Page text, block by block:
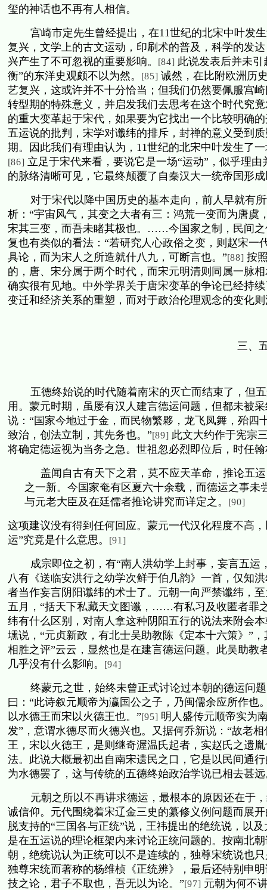
玺的神话也不再有人相信。
宫崎市定先生曾经提出，在11世纪的北宋中叶发
复兴，文学上的古文运动，印刷术的普及，科学的发
兴产生了不可忽视的重要影响。
[84] 此说发表后并未
衡”的东洋史观颇不以为然。
[85] 诚然，在比附欧洲历
艺复兴，这或许并不十分恰当；但我们仍然要佩服宫
转型期的特殊意义，并启发我们去思考在这个时代究
的重大变革起于宋代，如果要为它找出一个比较明确
五运说的批判，宋学对谶纬的排斥，封禅的意义受到
期。因此我们有理由认为， 11世纪的北宋中叶发生了
[86] 立足于宋代来看，要说它是一场“运动”，似乎理
的脉络清晰可见，它最终颠覆了自秦汉大一统帝国形
对于宋代以降中国历史的基本走向，前人早就有
析：“宇宙风气，其变之大者有三：鸿荒一变而为唐
宋其三变，而吾未睹其极也。……今国家之制，民间
复也有类似的看法：“若研究人心政俗之变，则赵宋
具论，而为宋人之所造就什八九，可断言也。”[88] 按
的，唐、宋分属于两个时代，而宋元明清则同属一脉
确实很有见地。中外学界关于唐宋变革的争论已经持
变迁和经济关系的重塑，而对于政治伦理观念的变化
三、
五德终始说的时代随着南宋的灭亡而结束了，但
用。蒙元时期，虽屡有汉人建言德运问题，但都未被
说：“国家今地过于金，而民物繁夥，龙飞凤舞，殆
致治，创法立制，其先务也。”[89] 此文大约作于宪宗
将确定德运视为当务之急。世祖忽必烈即位后，时任
盖闻自古有天下之君，莫不应天革命，推论五
之一新。今国家奄有区夏六十余载，而德运之事
与元老大臣及在廷儒者推论讲究而详定之。
[90]
这项建议没有得到任何回应。蒙元一代汉化程度不高
运”究竟是什么意思。
[91]
成宗即位之初，有“南人洪幼学上封事，妄言五运
八有《送临安洪行之幼学次鲜于伯几韵》一首，仅知
者当作妄言阴阳谶纬的术士了。元朝一向严禁谶纬，
五月，“括天下私藏天文图谶，……有私习及收匿者罪
纬有什么区别，对南人拿这种阴阳五行的说法来附会
壎说，“元贞新政，有北士吴助教陈《定本十六策》”
相胜之评”云云，显然也是在建言德运问题。此吴助教
几乎没有什么影响。
[94]
终蒙元之世，始终未曾正式讨论过本朝的德运问
曰：“此诗叙元顺帝为瀛国公之子，乃闽儒余应所作也
以水德王而宋以火德王也。”[95] 明人盛传元顺帝实为
发”，意谓水德尽而火德兴也。又据何乔新说：“故老
王，宋以火德王，是则继奇渥温氏起者，实赵氏之遗胤
法。此说大概最初出自南宋遗民之口，它是以民间通
为水德罢了，这与传统的五德终始政治学说已相去甚
元朝之所以不再讲求德运，最根本的原因还在于
诚信仰。元代围绕着宋辽金三史的纂修义例问题而展
脱支持的“三国各与正统”说，王祎提出的绝统说，以
是在五运说的理论框架内来讨论正统问题的。按南北
朝，绝统说认为正统可以不是连续的，独尊宋统说也
独尊宋统而著称的杨维桢《正统辨》，最后还特别申
技之论，君子不取也，吾无以为论。”[97] 元朝为何不